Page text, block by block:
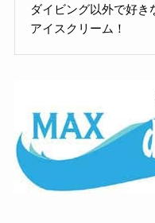
ダイビング以外で好
アイスクリーム！